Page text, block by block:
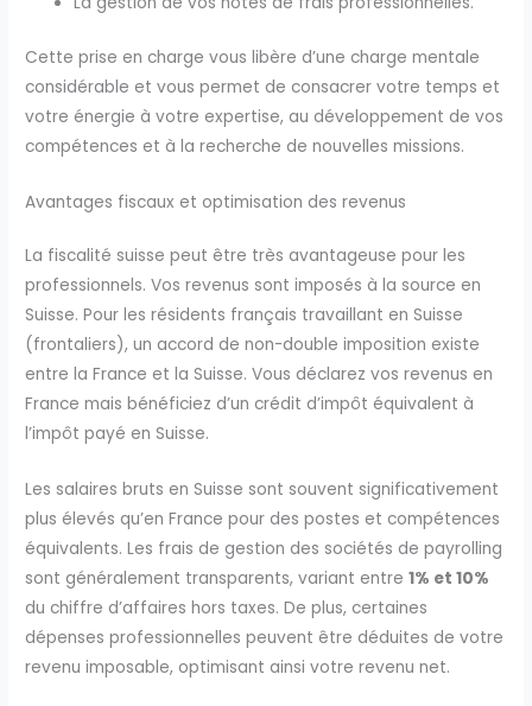
Cette prise en charge vous libère d’une charge mentale
considérable et vous permet de consacrer votre temps et
votre énergie à votre expertise, au développement de vos
compétences et à la recherche de nouvelles missions.
Avantages fiscaux et optimisation des revenus
La fiscalité suisse peut être très avantageuse pour les
professionnels. Vos revenus sont imposés à la source en
Suisse. Pour les résidents français travaillant en Suisse
(frontaliers), un accord de non-double imposition existe
entre la France et la Suisse. Vous déclarez vos revenus en
France mais bénéficiez d’un crédit d’impôt équivalent à
l’impôt payé en Suisse.
Les salaires bruts en Suisse sont souvent significativement
plus élevés qu’en France pour des postes et compétences
équivalents. Les frais de gestion des sociétés de payrolling
sont généralement transparents, variant entre1% et 10%
du chiffre d’affaires hors taxes. De plus, certaines
dépenses professionnelles peuvent être déduites de votre
revenu imposable, optimisant ainsi votre revenu net.